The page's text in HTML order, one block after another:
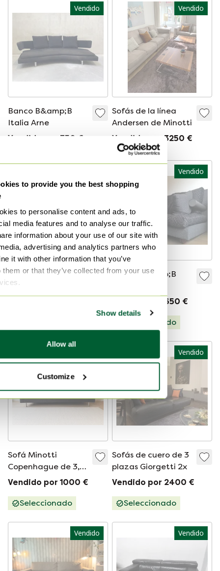
to provide you the best shopping
to personalise content and ads, to
media features and to analyse our traffic.
information about your use of our site with
advertising and analytics partners who
it with other information that you’ve
them or that they’ve collected from your use
Show details
Allow all
Customize
Vendido
Banco B&amp;B
Italia Arne
Vendido por 750 €
Vendido
Sofás de la línea
Andersen de Minotti
Vendido por 3250 €
Sofá Charles de
B&amp;B Italia
Vendido
Banco B&amp;B
Vendido por 650 €
Seleccionado
Sofá Minotti
Copenhague de 3,5
plazas
Vendido por 1000 €
Seleccionado
Vendido
Sofás de cuero de 3
plazas Giorgetti 2x
Vendido por 2400 €
Seleccionado
Vendido Vendido